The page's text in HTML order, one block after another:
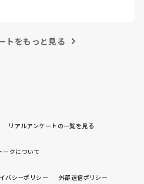
トをもっと見る
リアルアンケートの一覧を見る
ークについて
バシーポリシー 外部送信ポリシー